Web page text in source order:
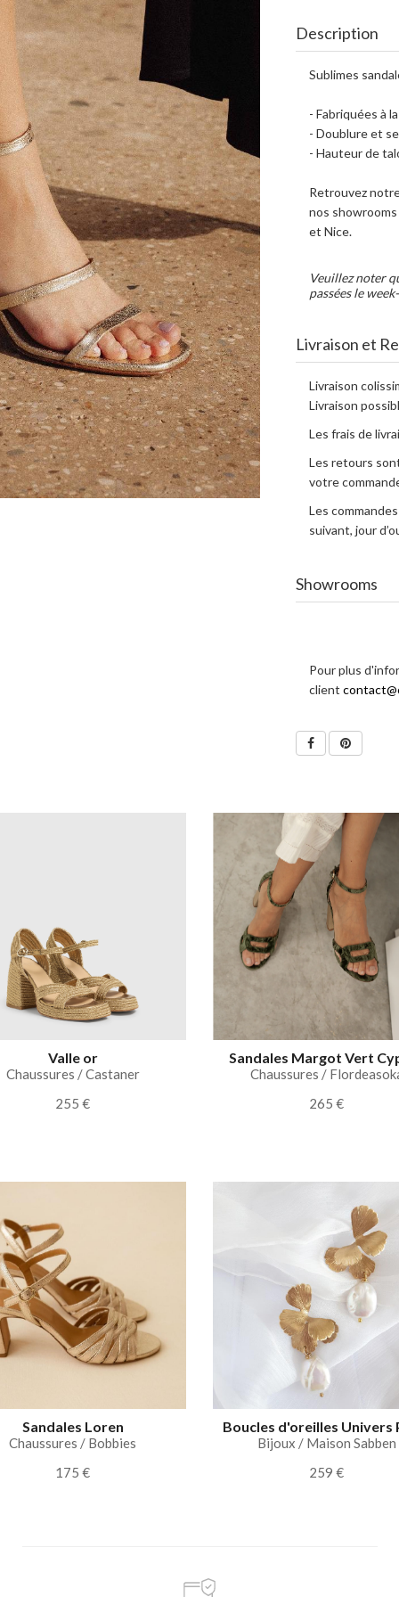
Description
Sublimes
- Fabriquées à
- Doublure et
- Hauteur de
Retrouvez
nos
et Nice.
Veuillez noter
passées le
Livraison et
Livraison
Livraison
Les frais de
Les retours
votre
Les
suivant, jour
Showrooms
Pour plus
client
Valle or
Chaussures / Castaner
255 €
Sandales Margot Vert
Chaussures /
265 €
Sandales Loren
Chaussures / Bobbies
175 €
Boucles d'oreilles Univers
Bijoux / Maison Sabben
259 €